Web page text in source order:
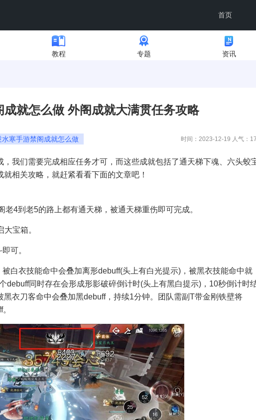
首页
教程 专题 资讯
成就怎么做 外阁成就大满贯任务攻略
时间：2023-12-19 人气：
水寒手游禁阁成就怎么做
我们需要完成相应任务才可，而这些成就包括了通天梯下魂、六头蛟
相关攻略，就赶紧看看下面的文章吧！
老4到老5的路上都有通天梯，被通天梯重伤即可完成。
宝箱。
可。
白衣技能命中会叠加离形debuff(头上有白光提示)，被黑衣技能命中就
debuff同时存在会形成形影破碎倒计时(头上有黑白提示)，10秒倒计时
衣刀客命中会叠加黑debuff，持续1分钟。团队需副T带金刚铁壁将